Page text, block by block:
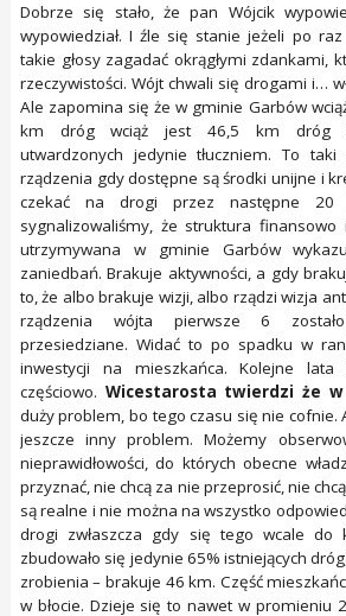
Dobrze się stało, że pan Wójcik
wypowiedział. I źle się stanie jeżeli po
takie głosy zagadać okrągłymi zdankami,
rzeczywistości. Wójt chwali się drogami i…
Ale zapomina się że w gminie Garbów
km dróg wciąż jest 46,5 km dróg
utwardzonych jedynie tłuczniem. To
rządzenia gdy dostępne są środki unijne i
czekać na drogi przez następne 20
sygnalizowaliśmy, że struktura
utrzymywana w gminie Garbów
zaniedbań. Brakuje aktywności, a gdy
to, że albo brakuje wizji, albo rządzi wizja
rządzenia wójta pierwsze 6
przesiedziane. Widać to po spadku w
inwestycji na mieszkańca. Kolejne lata
częściowo. Wicestarosta twierdzi że
duży problem, bo tego czasu się nie cofnie.
jeszcze inny problem. Możemy
nieprawidłowości, do których obecne
przyznać, nie chcą za nie przeprosić, nie
są realne i nie można na wszystko
drogi zwłaszcza gdy się tego wcale do
zbudowało się jedynie 65% istniejących
zrobienia – brakuje 46 km. Część
w błocie. Dzieje się to nawet w promieniu